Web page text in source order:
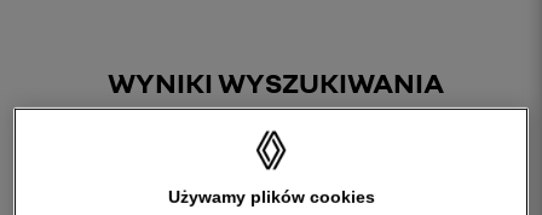
WYNIKI WYSZUKIWANIA
Używamy plików cookies